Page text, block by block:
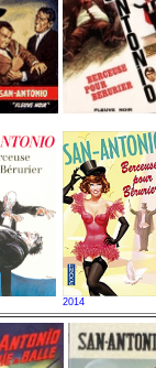
2014